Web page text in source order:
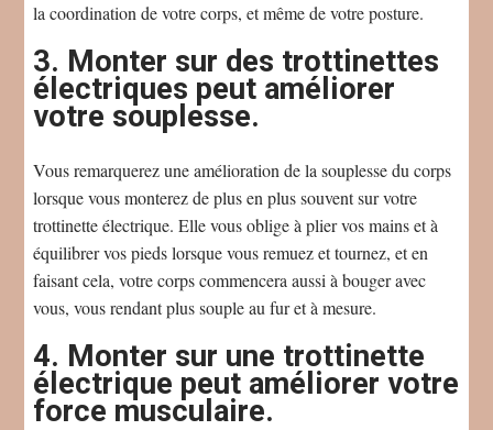
la coordination de votre corps, et même de votre posture.
3. Monter sur des trottinettes
électriques peut améliorer
votre souplesse.
Vous remarquerez une amélioration de la souplesse du corps
lorsque vous monterez de plus en plus souvent sur votre
trottinette électrique. Elle vous oblige à plier vos mains et à
équilibrer vos pieds lorsque vous remuez et tournez, et en
faisant cela, votre corps commencera aussi à bouger avec
vous, vous rendant plus souple au fur et à mesure.
4. Monter sur une trottinette
électrique peut améliorer votre
force musculaire.